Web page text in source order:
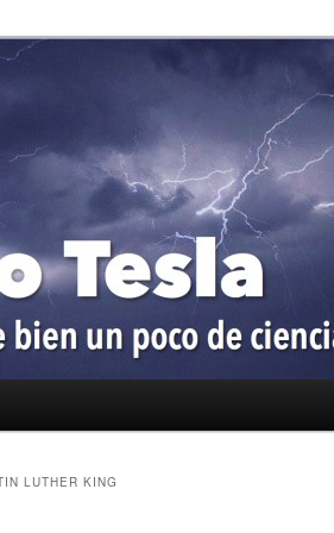
de ciencia
LUTHER KING